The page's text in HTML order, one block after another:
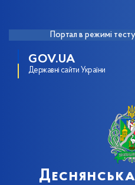
Портал в режимі
GOV.UA
Державні сайти України